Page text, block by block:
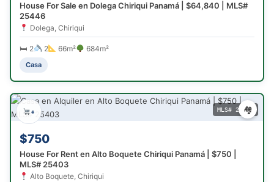
House For Sale en Dolega Chiriqui Panamá | $64,840 | MLS#
25446
Dolega, Chiriqui
🛏 2 2 66m² 684m²
Casa
MLS# 25403
🏘
$750
House For Rent en Alto Boquete Chiriqui Panamá | $750 |
MLS# 25403
Alto Boquete, Chiriqui
+